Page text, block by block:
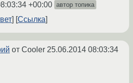
+00:00 автор топика
Ссылка
от Cooler 25.06.2014 08:03:34